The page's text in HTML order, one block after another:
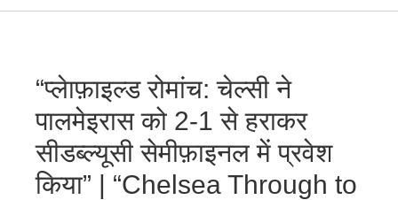
“प्लेाफ़ाइल्ड रोमांच: चेल्सी ने
पालमेइरास को 2-1 से हराकर
सीडब्ल्यूसी सेमीफ़ाइनल में प्रवेश
किया” | “Chelsea Through to